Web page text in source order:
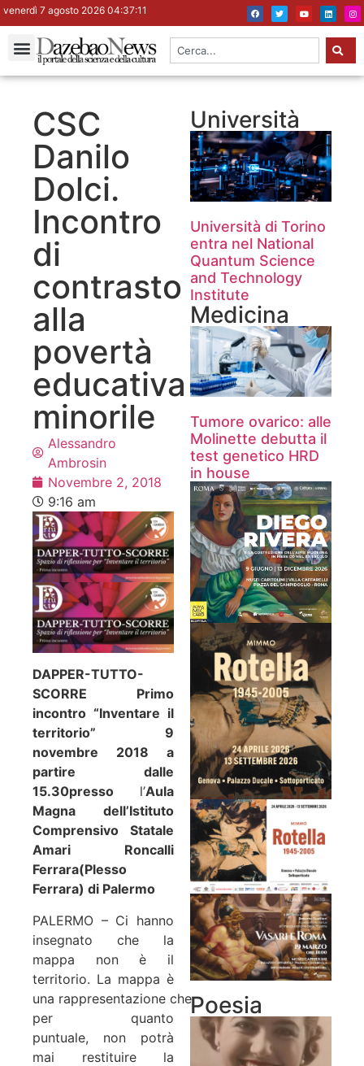
venerdì 7 agosto 2026 04:37:11
CSC
Danilo
Dolci.
Incontro
di
contrasto
alla
povertà
educativa
minorile
Alessandro
Ambrosin
Novembre 2, 2018
9:16 am
DAPPER-TUTTO-
SCORRE
Primo
incontro “Inventare il
territorio”
9
novembre 2018 a
partire dalle
15.30presso l’Aula
Magna dell’Istituto
Comprensivo Statale
Amari Roncalli
Ferrara(Plesso
Ferrara) di Palermo
PALERMO – Ci hanno
insegnato che la
mappa non è il
territorio. La mappa è
una rappresentazione che,
per quanto
puntuale, non potrà
mai restituire la
Università
Università di Torino
entra nel National
Quantum Science
and Technology
Institute
Medicina
Tumore ovarico: alle
Molinette debutta il
test genetico HRD
in house
Poesia